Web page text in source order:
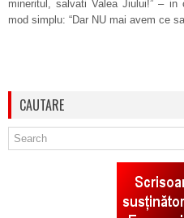
mineritul, salvati Valea Jiului!” – in
mod simplu: “Dar NU mai avem ce
CAUTARE